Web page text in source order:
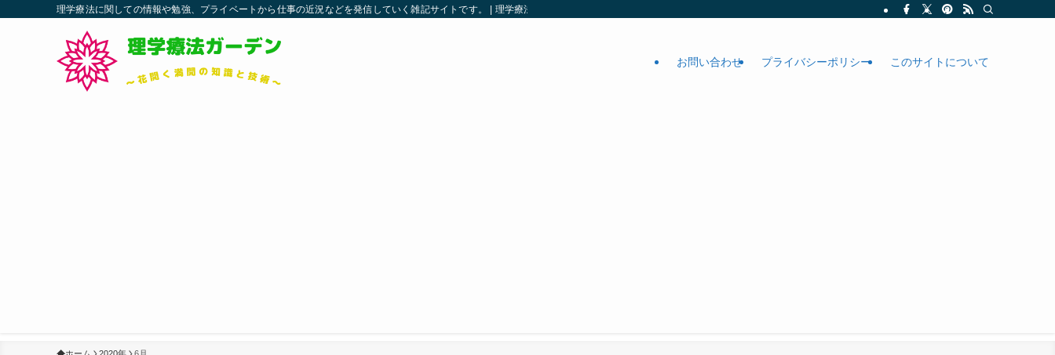
理学療法に関しての情報や勉強、プライベートから仕事の近況などを発信していく雑記サイトです。 | 理学療法ガーデン
お問い合わせ プライバシーポリシー このサイトについて